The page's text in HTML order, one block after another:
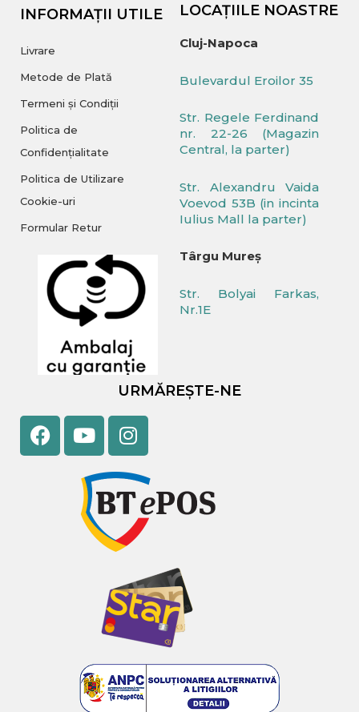
INFORMAȚII UTILE
Livrare
Metode de Plată
Termeni și Condiții
Politica de
Confidențialitate
Politica de Utilizare
Cookie-uri
Formular Retur
LOCAȚIILE NOASTRE
Cluj-Napoca
Bulevardul Eroilor 35
Str. Regele Ferdinand
nr. 22-26 (Magazin
Central, la parter)
Str. Alexandru Vaida
Voevod 53B (in incinta
Iulius Mall la parter)
Târgu Mureș
Str. Bolyai Farkas,
Nr.1E
URMĂREȘTE-NE
Facebook
YoutubeInstagram